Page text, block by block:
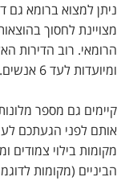
ניתן למצוא ברומא גם
מצויינת לחסוך
הרומאי. רוב הדירות
ומיועדות לעד 6 אנשים.
קיימים גם מספר
אותם לפני הגעתכם
מקומות בילוי צמודים
הביניים (מקומות